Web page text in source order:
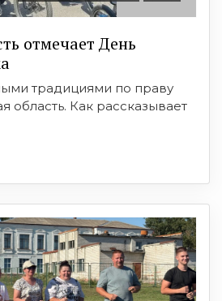
отмечает День
традициями по праву
область. Как рассказывает